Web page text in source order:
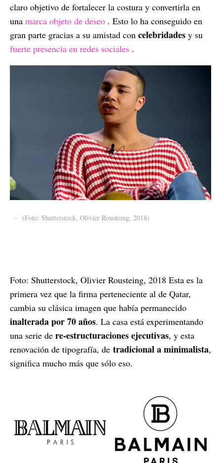
claro objetivo de fortalecer la costura y convertirla en
una marca objeto de deseo . Esto lo ha conseguido en
gran parte gracias a su amistad con celebridades y su
fuerte presencia en redes sociales .
- (Foto: Shutterstock, Olivier Rousteing, 2018)
Foto: Shutterstock, Olivier Rousteing, 2018 Esta es la
primera vez que la firma perteneciente al de Qatar,
cambia su clásica imagen que había permanecido
inalterada por 70 años. La casa está experimentando
una serie de re-estructuraciones ejecutivas, y esta
renovación de tipografía, de tradicional a minimalista,
significa mucho más que sólo eso.